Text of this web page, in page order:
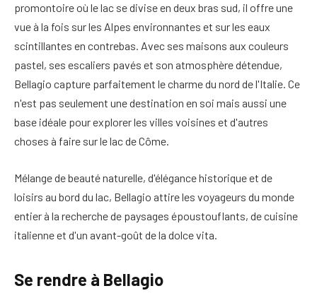
promontoire où le lac se divise en deux bras sud, il offre une
vue à la fois sur les Alpes environnantes et sur les eaux
scintillantes en contrebas. Avec ses maisons aux couleurs
pastel, ses escaliers pavés et son atmosphère détendue,
Bellagio capture parfaitement le charme du nord de l'Italie. Ce
n'est pas seulement une destination en soi mais aussi une
base idéale pour explorer les villes voisines et d'autres
choses à faire sur le lac de Côme.
Mélange de beauté naturelle, d'élégance historique et de
loisirs au bord du lac, Bellagio attire les voyageurs du monde
entier à la recherche de paysages époustouflants, de cuisine
italienne et d'un avant-goût de la dolce vita.
Se rendre à Bellagio